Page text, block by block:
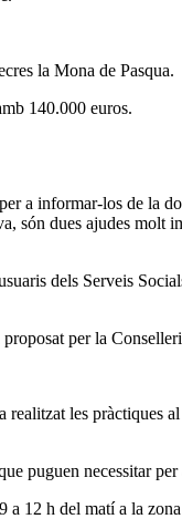
la Mona de Pasqua.
140.000 euros.
a informar-los de la
són dues ajudes
dels Serveis
per la
les
puguen necessitar per
12 h del matí a la